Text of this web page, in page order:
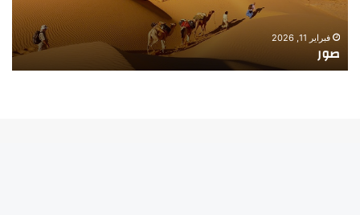
صورة ـ الصيد